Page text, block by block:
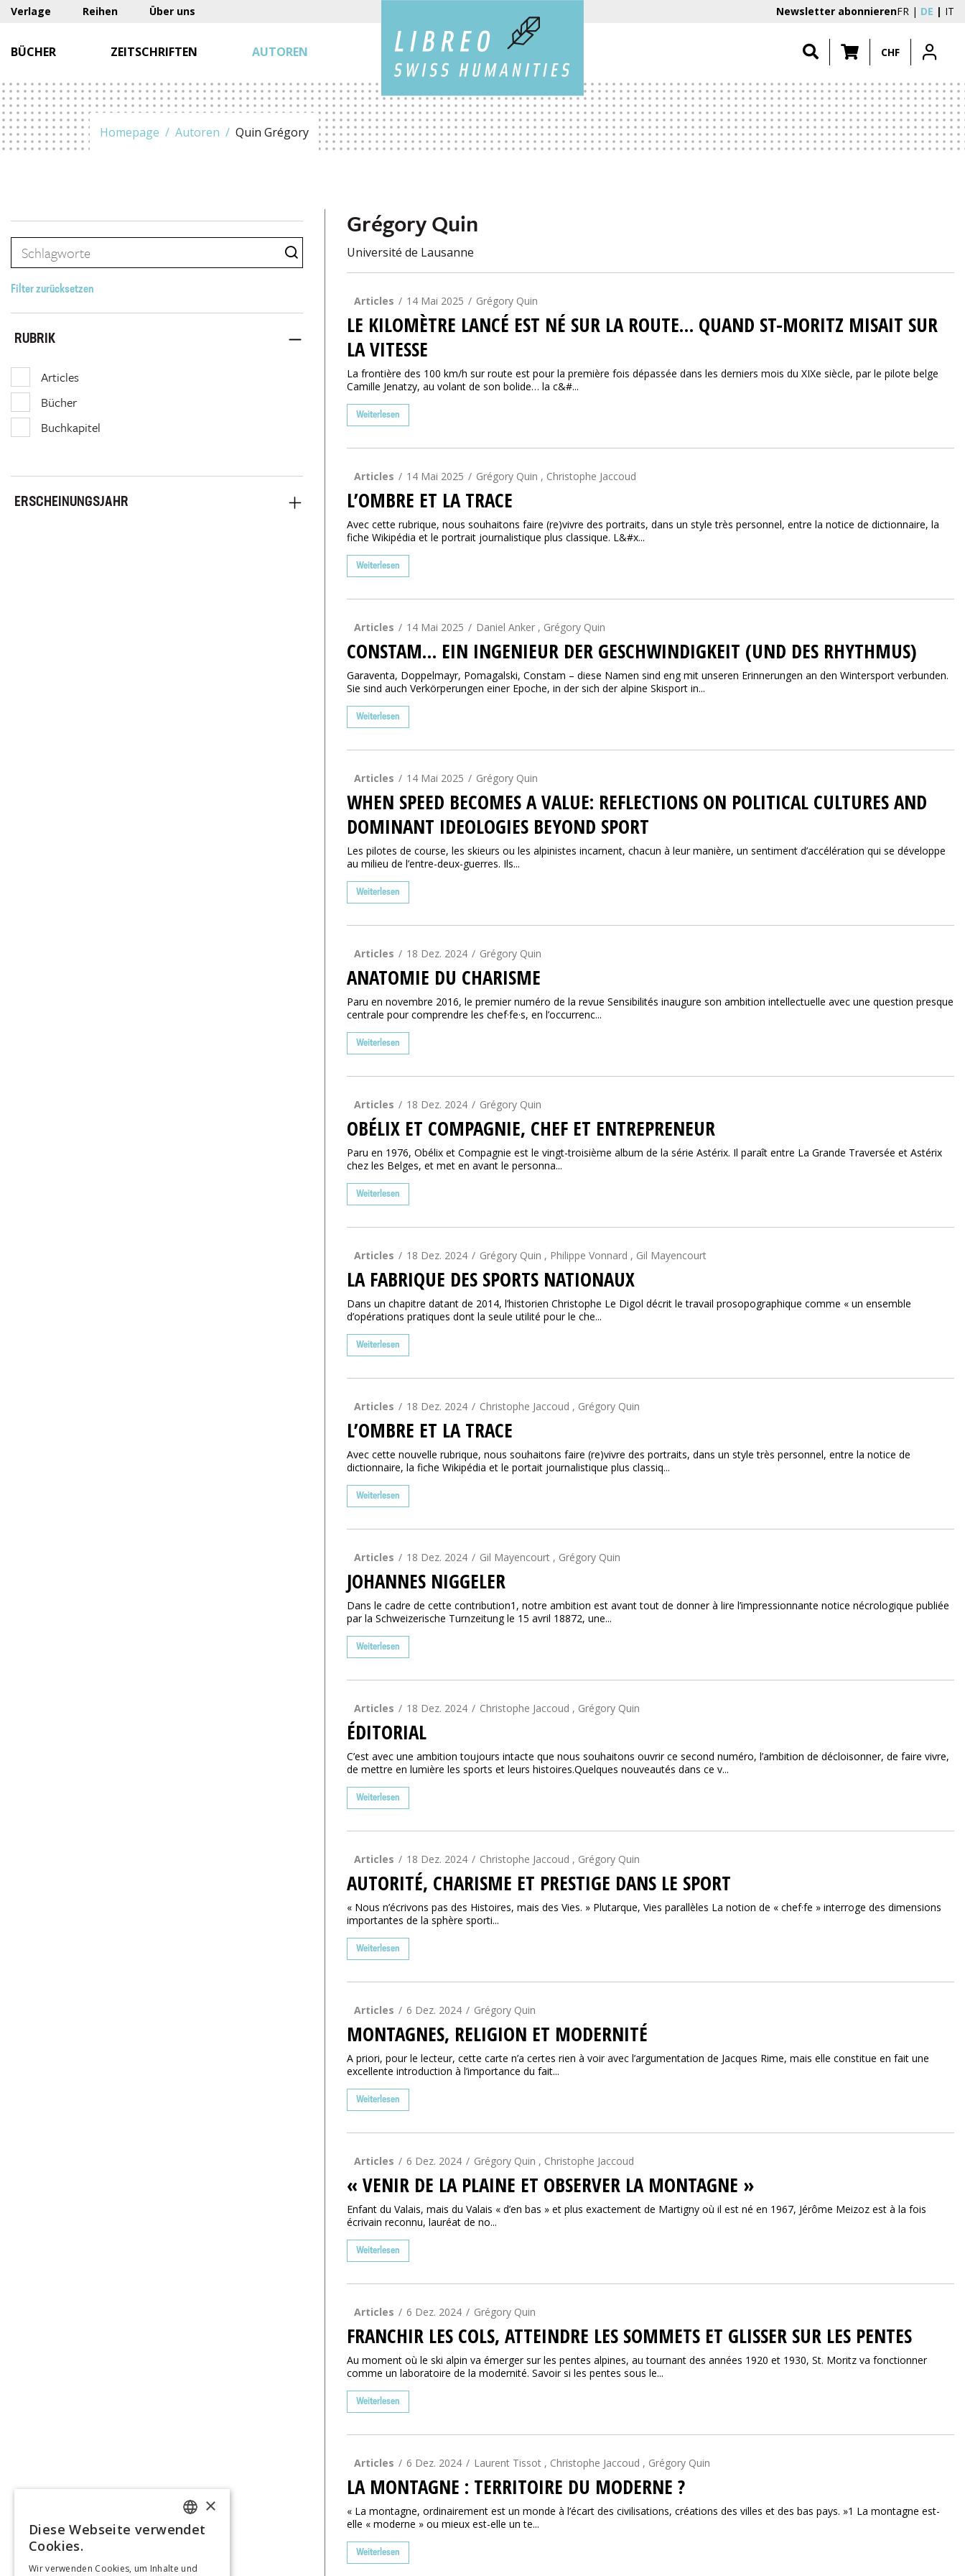
Verlage Reihen Über uns Newsletter abonnierenFR DE IT
BÜCHER ZEITSCHRIFTEN AUTOREN CHF
Homepage Autoren Quin Grégory
Filter zurücksetzen
RUBRIK
Articles
Bücher
Buchkapitel
ERSCHEINUNGSJAHR
Grégory Quin
Université de Lausanne
Articles 14 Mai 2025 Grégory Quin
LE KILOMÈTRE LANCÉ EST NÉ SUR LA ROUTE… QUAND ST-MORITZ MISAIT SUR
LA VITESSE
La frontière des 100 km/h sur route est pour la première fois dépassée dans les derniers mois du XIXe siècle, par le pilote belge
Camille Jenatzy, au volant de son bolide… la c&#...
Weiterlesen
Articles 14 Mai 2025 Grégory Quin , Christophe Jaccoud
L’OMBRE ET LA TRACE
Avec cette rubrique, nous souhaitons faire (re)vivre des portraits, dans un style très personnel, entre la notice de dictionnaire, la
fiche Wikipédia et le portrait journalistique plus classique. L&#x...
Weiterlesen
Articles 14 Mai 2025 Daniel Anker , Grégory Quin
CONSTAM… EIN INGENIEUR DER GESCHWINDIGKEIT (UND DES RHYTHMUS)
Garaventa, Doppelmayr, Pomagalski, Constam – diese Namen sind eng mit unseren Erinnerungen an den Wintersport verbunden.
Sie sind auch Verkörperungen einer Epoche, in der sich der alpine Skisport in...
Weiterlesen
Articles 14 Mai 2025 Grégory Quin
WHEN SPEED BECOMES A VALUE: REFLECTIONS ON POLITICAL CULTURES AND
DOMINANT IDEOLOGIES BEYOND SPORT
Les pilotes de course, les skieurs ou les alpinistes incarnent, chacun à leur manière, un sentiment d’accélération qui se développe
au milieu de l’entre-deux-guerres. Ils...
Weiterlesen
Articles 18 Dez. 2024 Grégory Quin
ANATOMIE DU CHARISME
Paru en novembre 2016, le premier numéro de la revue Sensibilités inaugure son ambition intellectuelle avec une question presque
centrale pour comprendre les chef·fe·s, en l’occurrenc...
Weiterlesen
Articles 18 Dez. 2024 Grégory Quin
OBÉLIX ET COMPAGNIE, CHEF ET ENTREPRENEUR
Paru en 1976, Obélix et Compagnie est le vingt-troisième album de la série Astérix. Il paraît entre La Grande Traversée et Astérix
chez les Belges, et met en avant le personna...
Weiterlesen
Articles 18 Dez. 2024 Grégory Quin , Philippe Vonnard , Gil Mayencourt
LA FABRIQUE DES SPORTS NATIONAUX
Dans un chapitre datant de 2014, l’historien Christophe Le Digol décrit le travail prosopographique comme « un ensemble
d’opérations pratiques dont la seule utilité pour le che...
Weiterlesen
Articles 18 Dez. 2024 Christophe Jaccoud , Grégory Quin
L’OMBRE ET LA TRACE
Avec cette nouvelle rubrique, nous souhaitons faire (re)vivre des portraits, dans un style très personnel, entre la notice de
dictionnaire, la fiche Wikipédia et le portait journalistique plus classiq...
Weiterlesen
Articles 18 Dez. 2024 Gil Mayencourt , Grégory Quin
JOHANNES NIGGELER
Dans le cadre de cette contribution1, notre ambition est avant tout de donner à lire l’impressionnante notice nécrologique publiée
par la Schweizerische Turnzeitung le 15 avril 18872, une...
Weiterlesen
Articles 18 Dez. 2024 Christophe Jaccoud , Grégory Quin
ÉDITORIAL
C’est avec une ambition toujours intacte que nous souhaitons ouvrir ce second numéro, l’ambition de décloisonner, de faire vivre,
de mettre en lumière les sports et leurs histoires.Quelques nouveautés dans ce v...
Weiterlesen
Articles 18 Dez. 2024 Christophe Jaccoud , Grégory Quin
AUTORITÉ, CHARISME ET PRESTIGE DANS LE SPORT
« Nous n’écrivons pas des Histoires, mais des Vies. » Plutarque, Vies parallèles La notion de « chef·fe » interroge des dimensions
importantes de la sphère sporti...
Weiterlesen
Articles 6 Dez. 2024 Grégory Quin
MONTAGNES, RELIGION ET MODERNITÉ
A priori, pour le lecteur, cette carte n’a certes rien à voir avec l’argumentation de Jacques Rime, mais elle constitue en fait une
excellente introduction à l’importance du fait...
Weiterlesen
Articles 6 Dez. 2024 Grégory Quin , Christophe Jaccoud
« VENIR DE LA PLAINE ET OBSERVER LA MONTAGNE »
Enfant du Valais, mais du Valais « d’en bas » et plus exactement de Martigny où il est né en 1967, Jérôme Meizoz est à la fois
écrivain reconnu, lauréat de no...
Weiterlesen
Articles 6 Dez. 2024 Grégory Quin
FRANCHIR LES COLS, ATTEINDRE LES SOMMETS ET GLISSER SUR LES PENTES
Au moment où le ski alpin va émerger sur les pentes alpines, au tournant des années 1920 et 1930, St. Moritz va fonctionner
comme un laboratoire de la modernité. Savoir si les pentes sous le...
Weiterlesen
Articles 6 Dez. 2024 Laurent Tissot , Christophe Jaccoud , Grégory Quin
LA MONTAGNE : TERRITOIRE DU MODERNE ?
« La montagne, ordinairement est un monde à l’écart des civilisations, créations des villes et des bas pays. »1 La montagne est-
elle « moderne » ou mieux est-elle un te...
Weiterlesen
FRENCH
×
Diese Webseite verwendet
Cookies.
Wir verwenden Cookies, um Inhalte und